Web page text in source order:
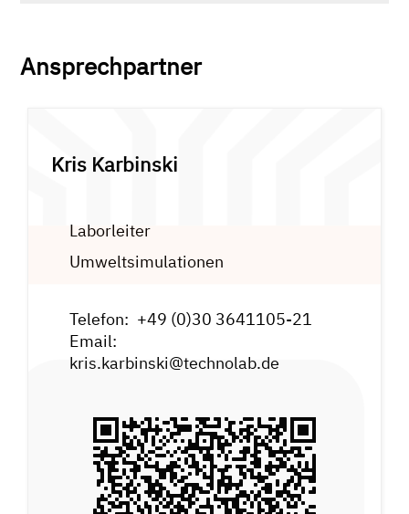
Ansprechpartner
Kris Karbinski
Laborleiter
Umweltsimulationen
Telefon: +49 (0)30 3641105-21
Email:
kris.karbinski@technolab.de